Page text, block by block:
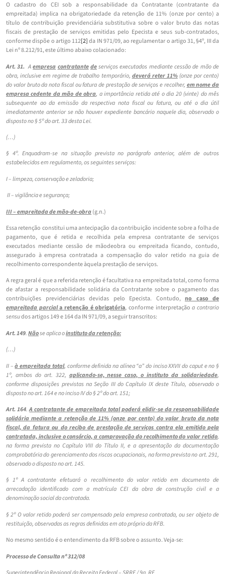
O cadastro do CEI sob a responsabilidade da Contratante (contratante da
empreitada) implica na obrigatoriedade da retenção de 11% (onze por cento) a
título de contribuição previdenciária substitutiva sobre o valor bruto das notas
fiscais de prestação de serviços emitidas pelo Epecista e seus sub-contratados,
conforme dispõe o artigo 112[2]da IN 971/09, ao regulamentar o artigo 31, §4º, III da
Lei nº 8.212/91, este último abaixo colacionado:
Art. 31. Aempresa contratante deserviços executados mediante cessão de mão de
obra, inclusive em regime de trabalho temporário, deverá reter 11%(onze por cento)
do valor bruto da nota fiscal ou fatura de prestação de serviços e recolher, em nome da
empresa cedente da mão de obra, a importância retida até o dia 20 (vinte) do mês
subsequente ao da emissão da respectiva nota fiscal ou fatura, ou até o dia útil
imediatamente anterior se não houver expediente bancário naquele dia, observado o
disposto no § 5º do art. 33 desta Lei.
(…)
§ 4º. Enquadram-se na situação prevista no parágrafo anterior, além de outros
estabelecidos em regulamento, os seguintes serviços:
I – limpeza, conservação e zeladoria;
II – vigilância e segurança;
III – empreitada de mão-de-obra(g.n.)
Essa retenção constitui uma antecipação da contribuição incidente sobre a folha de
pagamento, que é retida e recolhida pela empresa contratante de serviços
executados mediante cessão de mão­de­obra ou empreitada ficando, contudo,
assegurado à empresa contratada a compensação do valor retido na guia de
recolhimento correspondente àquela prestação de serviços.
A regra geral é que a referida retenção é facultativa na empreitada total, como forma
de afastar a responsabilidade solidária da Contratante sobre o pagamento das
contribuições previdenciárias devidas pelo Epecista. Contudo, no caso de
empreitada parciala retenção é obrigatória, conforme interpretaçãoa contrario
sensudos artigos 149 e 164 da IN 971/09, a seguir transcritos:
Art. 149.Nãose aplica oinstituto da retenção:
(…)
II –à empreitada total, conforme definida na alínea “a” do inciso XXVII do caput e no §
1º, ambos do art. 322, aplicando-se, nesse caso, o instituto da solidariedade,
conforme disposições previstas na Seção III do Capítulo IX deste Título, observado o
disposto no art. 164 e no inciso IV do § 2º do art. 151;
Art. 164.A contratante de empreitada total poderá elidir-se da responsabilidade
solidária mediante a retenção de 11% (onze por cento) do valor bruto da nota
fiscal, da fatura ou do recibo de prestação de serviços contra ela emitido pela
contratada, inclusive o consórcio, a comprovação do recolhimento do valor retido,
na forma prevista no Capítulo VIII do Título II, e a apresentação da documentação
comprobatória do gerenciamento dos riscos ocupacionais, na forma prevista no art. 291,
observado o disposto no art. 145.
§ 1º A contratante efetuará o recolhimento do valor retido em documento de
arrecadação identificado com a matrícula CEI da obra de construção civil e a
denominação social da contratada.
§ 2º O valor retido poderá ser compensado pela empresa contratada, ou ser objeto de
restituição, observadas as regras definidas em ato próprio da RFB.
No mesmo sentido é o entendimento da RFB sobre o assunto. Veja-se:
Processo de Consulta nº 312/08